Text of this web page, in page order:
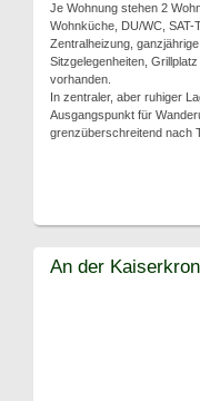
Je Wohnung stehen 2
Wohnküche, DU/WC, SAT-
Zentralheizung,
Sitzgelegenheiten,
vorhanden.
In zentraler, aber ruhiger
Ausgangspunkt für
grenzüberschreitend nach
An der